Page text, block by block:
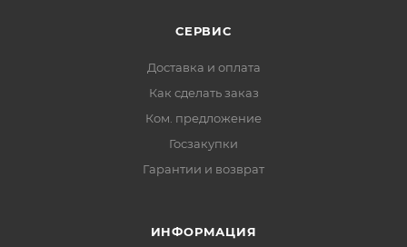
СЕРВИС
Доставка и оплата
Как сделать заказ
Ком. предложение
Госзакупки
Гарантии и возврат
ИНФОРМАЦИЯ